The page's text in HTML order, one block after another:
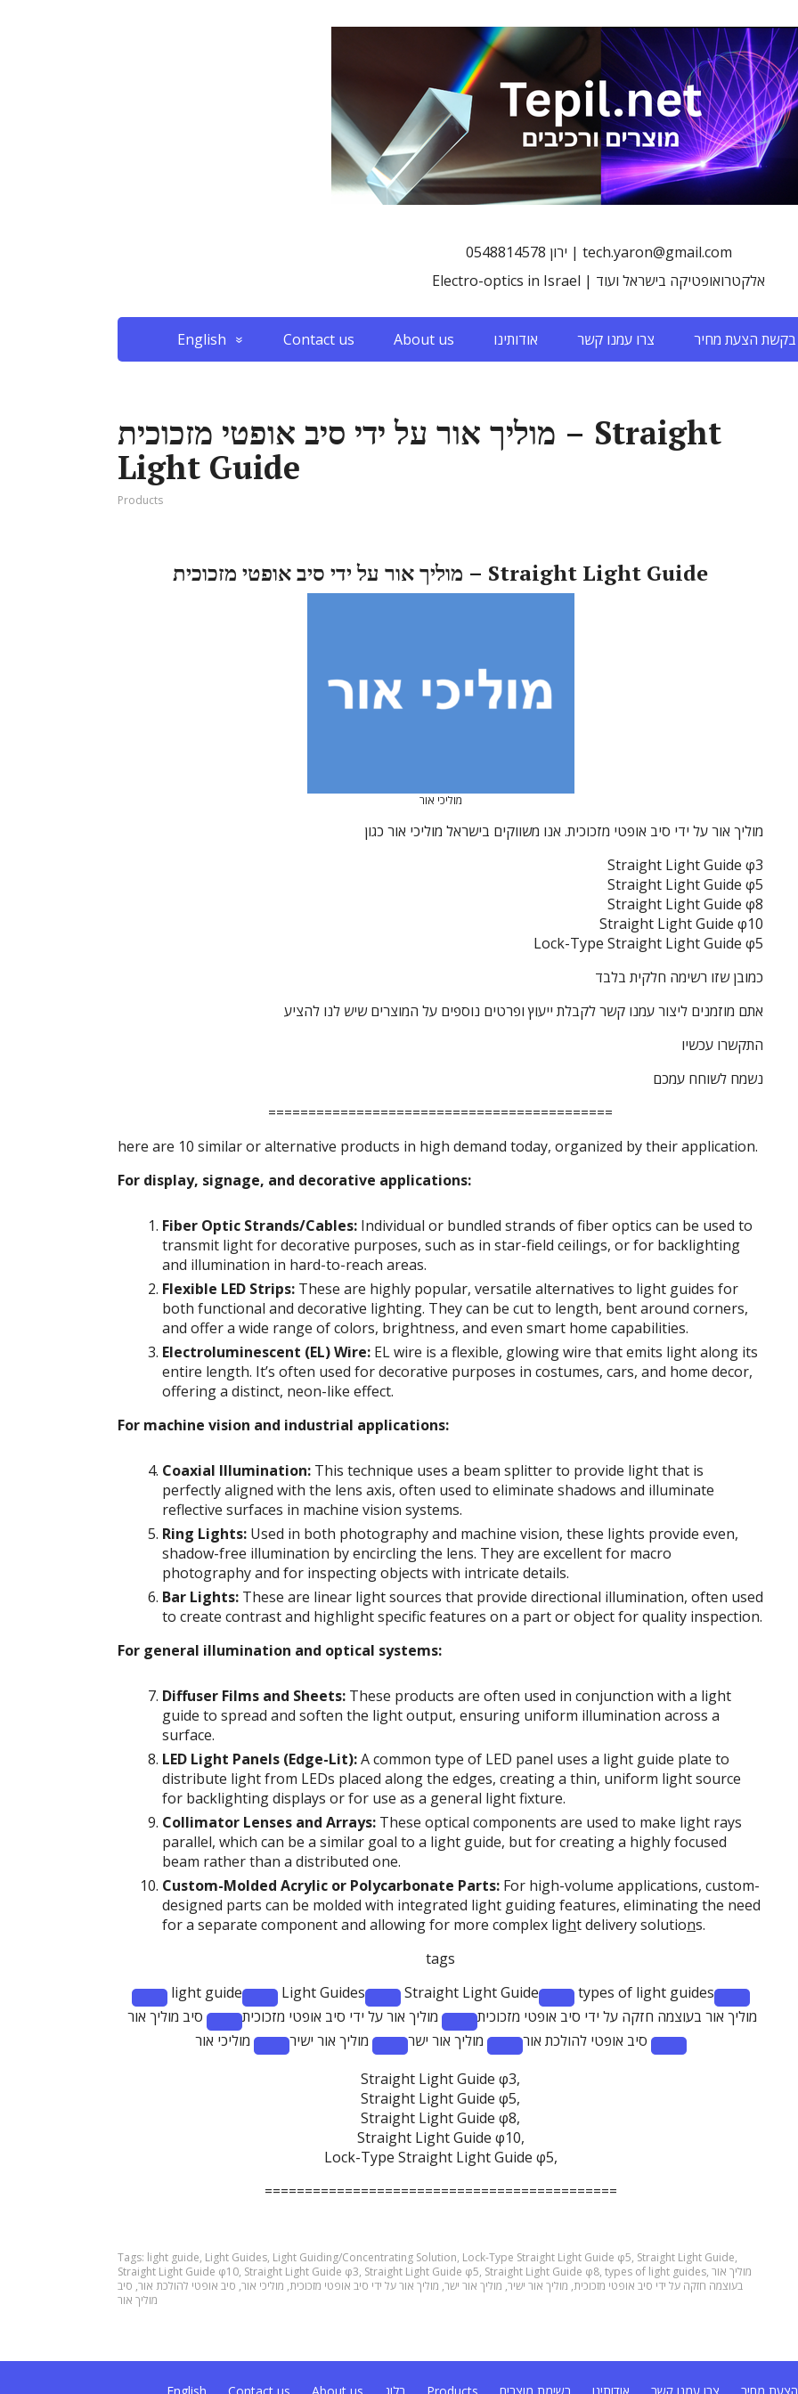
0548814578 ירון | tech.yaron@gmail.com
Electro-optics in Israel | אלקטרואופטיקה בישראל ועוד
English Contact us About us אודותינו צרו עמנו קשר בקשת הצעת מחיר
מוליך אור על ידי סיב אופטי מזכוכית – Straight
Light Guide
Products
מוליך אור על ידי סיב אופטי מזכוכית – Straight Light Guide
מוליכי אור
מוליך אור על ידי סיב אופטי מזכוכית. אנו משווקים בישראל מוליכי אור כגון
Straight Light Guide φ3
Straight Light Guide φ5
Straight Light Guide φ8
Straight Light Guide φ10
Lock-Type Straight Light Guide φ5
כמובן שזו רשימה חלקית בלבד
אתם מוזמנים ליצור עמנו קשר לקבלת ייעוץ ופרטים נוספים על המוצרים שיש לנו להציע
התקשרו עכשיו
נשמח לשוחח עמכם
===========================================
here are 10 similar or alternative products in high demand today, organized by their application.
For display, signage, and decorative applications:
Fiber Optic Strands/Cables: Individual or bundled strands of fiber optics can be used to
transmit light for decorative purposes, such as in star-field ceilings, or for backlighting
and illumination in hard-to-reach areas.
Flexible LED Strips: These are highly popular, versatile alternatives to light guides for
both functional and decorative lighting. They can be cut to length, bent around corners,
and offer a wide range of colors, brightness, and even smart home capabilities.
Electroluminescent (EL) Wire: EL wire is a flexible, glowing wire that emits light along its
entire length. It’s often used for decorative purposes in costumes, cars, and home decor,
offering a distinct, neon-like effect.
For machine vision and industrial applications:
Coaxial Illumination: This technique uses a beam splitter to provide light that is
perfectly aligned with the lens axis, often used to eliminate shadows and illuminate
reflective surfaces in machine vision systems.
Ring Lights: Used in both photography and machine vision, these lights provide even,
shadow-free illumination by encircling the lens. They are excellent for macro
photography and for inspecting objects with intricate details.
Bar Lights: These are linear light sources that provide directional illumination, often used
to create contrast and highlight specific features on a part or object for quality inspection.
For general illumination and optical systems:
Diffuser Films and Sheets: These products are often used in conjunction with a light
guide to spread and soften the light output, ensuring uniform illumination across a
surface.
LED Light Panels (Edge-Lit):A common type of LED panel uses a light guide plate to
distribute light from LEDs placed along the edges, creating a thin, uniform light source
for backlighting displays or for use as a general light fixture.
Collimator Lenses and Arrays: These optical components are used to make light rays
parallel, which can be a similar goal to a light guide, but for creating a highly focused
beam rather than a distributed one.
Custom-Molded Acrylic or Polycarbonate Parts: For high-volume applications, custom-
designed parts can be molded with integrated light guiding features, eliminating the need
for a separate component and allowing for more complex light delivery solutions.
tags
Remove
term:
light guide
Remove
term:
Light
Guides
Light Guides
Remove
term:
Straight
Light
Guide
Straight Light Guide
Remove
term:
types
types of light guides
Remove
term:
מוליך אור בעוצמה חזקה על ידי סיב אופטי מזכוכית
Remove
term:
אור
על
ידי
סיב
אופטי
מזכוכית
מוליך אור על ידי סיב אופטי מזכוכית
Remove
term:
סיב מוליך אור
Remove
סיב אופטי להולכת אור
Remove
term:
מוליך
אור
ישר
מוליך אור ישר
Remove
term:
מוליך
אור
ישיר
מוליך אור ישיר
Remove
מוליכי אור
Straight Light Guide φ3,
Straight Light Guide φ5,
Straight Light Guide φ8,
Straight Light Guide φ10,
Lock-Type Straight Light Guide φ5,
============================================
Tags: light guide, Light Guides, Light Guiding/Concentrating Solution, Lock-Type Straight Light Guide φ5, Straight Light Guide,
Straight Light Guide φ10, Straight Light Guide φ3, Straight Light Guide φ5, Straight Light Guide φ8, types of light guides, מוליך אור
בעוצמה חזקה על ידי סיב אופטי מזכוכית, מוליך אור ישיר, מוליך אור ישר, מוליך אור על ידי סיב אופטי מזכוכית, מוליכי אור, סיב אופטי להולכת אור, סיב
מוליך אור